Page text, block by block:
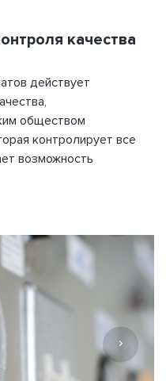
качества
действует
обществом
контролирует все
возможность